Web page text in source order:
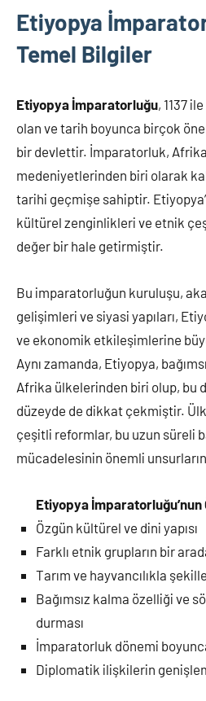
Etiyopya
Temel Bilgiler
Etiyopya İmparatorluğu, 1137
olan ve tarih boyunca birçok
bir devlettir. İmparatorluk,
medeniyetlerinden biri olarak
tarihi geçmişe sahiptir.
kültürel zenginlikleri ve etnik
değer bir hale getirmiştir.
Bu imparatorluğun kuruluşu,
gelişimleri ve siyasi yapıları,
ve ekonomik etkileşimlerine
Aynı zamanda, Etiyopya,
Afrika ülkelerinden biri olup, bu
düzeyde de dikkat çekmiştir.
çeşitli reformlar, bu uzun süreli
mücadelesinin önemli
Etiyopya
Özgün kültürel ve dini yapısı
Farklı etnik grupların bir
Tarım ve hayvancılıkla
Bağımsız kalma özelliği ve
durması
İmparatorluk dönemi
Diplomatik ilişkilerin